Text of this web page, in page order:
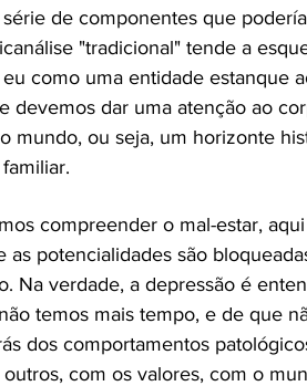
de componentes que
"tradicional" tende a
como uma entidade estanque
devemos dar uma atenção ao
mundo, ou seja, um horizonte
compreender o mal-estar,
potencialidades são
Na verdade, a depressão é
temos mais tempo, e de que
dos comportamentos
com os valores, com o